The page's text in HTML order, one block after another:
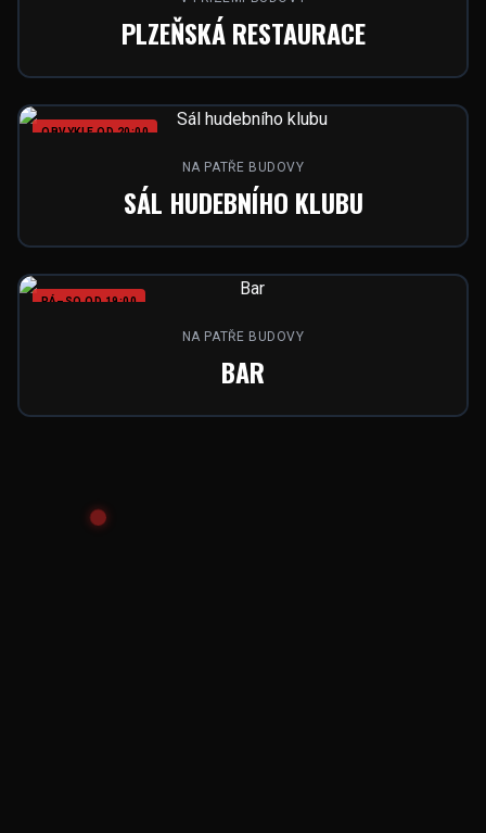
PLZEŇSKÁ RESTAURACE
OBVYKLE OD 20:00
NA PATŘE BUDOVY
SÁL HUDEBNÍHO KLUBU
PÁ–SO OD 19:00
NA PATŘE BUDOVY
BAR